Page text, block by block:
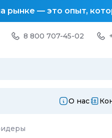
рынке — это опыт,
8 800 707-45-02
О нас